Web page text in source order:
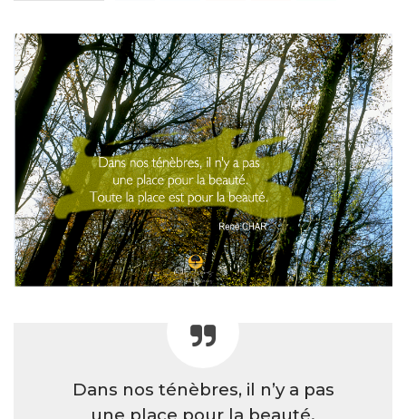
Dans nos ténèbres, il n’y a pas
une place pour la beauté.